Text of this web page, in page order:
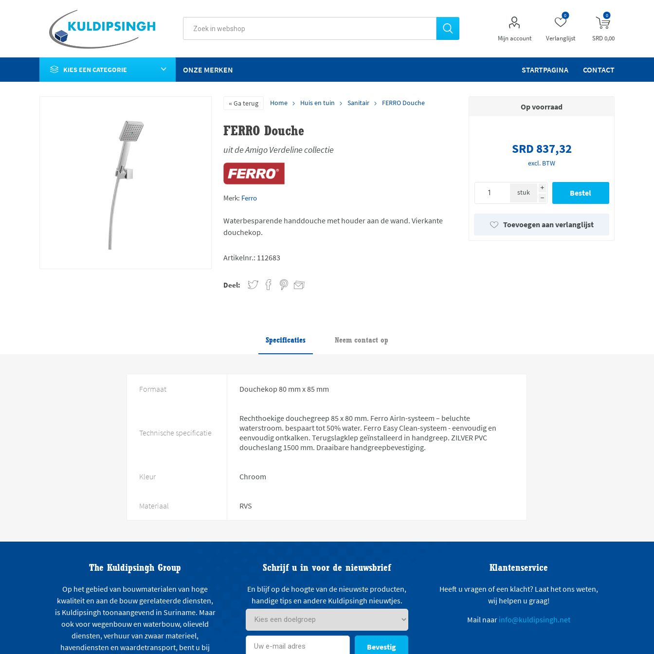
Mijn account Verlanglijst
0 0
SRD 0,00
KIES EEN CATEGORIE STARTPAGINA CONTACT
ONZE MERKEN
Ga terug Home Huis en tuin Sanitair FERRO Douche
FERRO Douche
uit de Amigo Verdeline collectie
Merk: Ferro
Waterbesparende handdouche met houder aan de wand. Vierkante
douchekop.
Artikelnr.: 112683
Deel:
Op voorraad
SRD 837,32
excl. BTW
i
h
stuk
Toevoegen aan verlanglijst
Specificaties Neem contact op
Formaat Douchekop 80 mm x 85 mm
Technische specificatie
Rechthoekige douchegreep 85 x 80 mm. Ferro AirIn-systeem – beluchte
waterstroom. bespaart tot 50% water. Ferro Easy Clean-systeem - eenvoudig en
eenvoudig ontkalken. Terugslagklep geïnstalleerd in handgreep. ZILVER PVC
doucheslang 1500 mm. Draaibare handgreepbevestiging.
Kleur Chroom
Materiaal RVS
The Kuldipsingh Group
Op het gebied van bouwmaterialen van hoge
kwaliteit en aan de bouw gerelateerde diensten,
is Kuldipsingh toonaangevend in Suriname. Maar
ook voor wegenbouw en waterbouw, olieveld
diensten, verhuur van zwaar materieel,
havendiensten en waardetransport, bent u bij
Schrijf u in voor de nieuwsbrief
En blijf op de hoogte van de nieuwste producten,
handige tips en andere Kuldipsingh nieuwtjes.
Bevestig
Klantenservice
Heeft u vragen of een klacht? Laat het ons weten,
wij helpen u graag!
Mail naar info@kuldipsingh.net